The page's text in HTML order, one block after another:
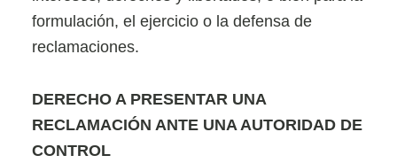
formulación, el ejercicio o la defensa de
reclamaciones.
DERECHO A PRESENTAR UNA
RECLAMACIÓN ANTE UNA AUTORIDAD DE
CONTROL